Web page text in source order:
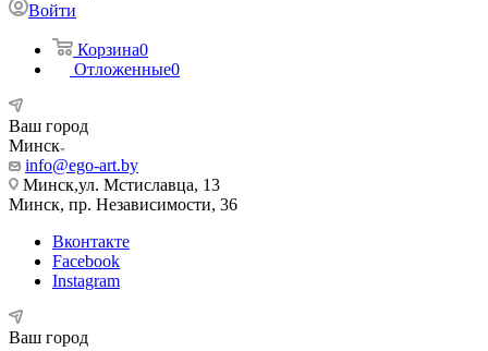
Войти
Корзина0
Отложенные0
Ваш город
Минск
info@ego-art.by
Минск,ул. Мстиславца, 13
Минск, пр. Независимости, 36
Вконтакте
Facebook
Instagram
Ваш город